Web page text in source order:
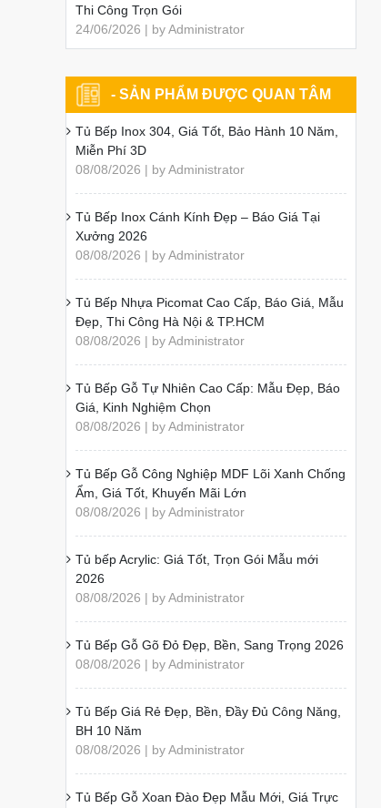
Thi Công Trọn Gói
24/06/2026 | by Administrator
- SẢN PHẨM ĐƯỢC QUAN TÂM
Tủ Bếp Inox 304, Giá Tốt, Bảo Hành 10 Năm,
Miễn Phí 3D
08/08/2026 | by Administrator
Tủ Bếp Inox Cánh Kính Đẹp – Báo Giá Tại
Xưởng 2026
08/08/2026 | by Administrator
Tủ Bếp Nhựa Picomat Cao Cấp, Báo Giá, Mẫu
Đẹp, Thi Công Hà Nội & TP.HCM
08/08/2026 | by Administrator
Tủ Bếp Gỗ Tự Nhiên Cao Cấp: Mẫu Đẹp, Báo
Giá, Kinh Nghiệm Chọn
08/08/2026 | by Administrator
Tủ Bếp Gỗ Công Nghiệp MDF Lõi Xanh Chống
Ẩm, Giá Tốt, Khuyến Mãi Lớn
08/08/2026 | by Administrator
Tủ bếp Acrylic: Giá Tốt, Trọn Gói Mẫu mới
2026
08/08/2026 | by Administrator
Tủ Bếp Gỗ Gõ Đỏ Đẹp, Bền, Sang Trọng 2026
08/08/2026 | by Administrator
Tủ Bếp Giá Rẻ Đẹp, Bền, Đầy Đủ Công Năng,
BH 10 Năm
08/08/2026 | by Administrator
Tủ Bếp Gỗ Xoan Đào Đẹp Mẫu Mới, Giá Trực